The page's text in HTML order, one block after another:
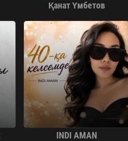
Қанат Үмбетов
INDI AMAN